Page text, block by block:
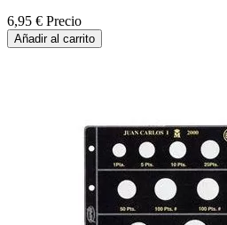
6,95 € Precio
Añadir al carrito